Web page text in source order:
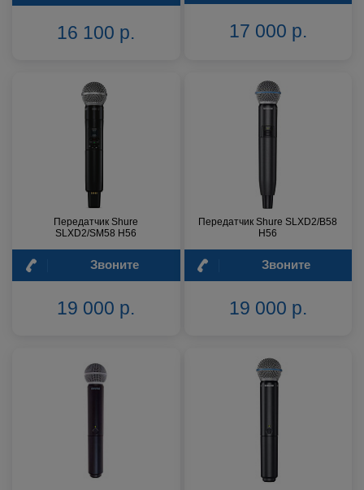
16 100 р. 17 000 р.
Передатчик Shure
SLXD2/SM58 H56
Звоните
19 000 р.
Передатчик Shure SLXD2/B58
H56
Звоните
19 000 р.